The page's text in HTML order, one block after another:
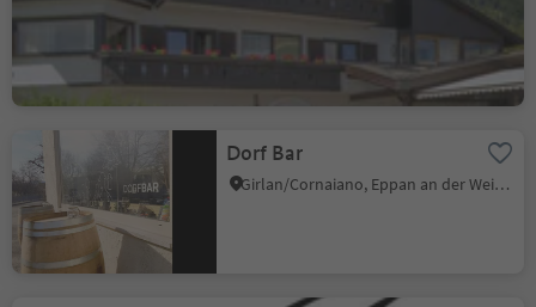
Predonico/Perdonig, Eppan an der Weinstaße/Appiano sulla Strada del Vino, Alto Adige Wine Road
Dorf Bar
Girlan/Cornaiano, Eppan an der Weinstaße/Appiano sulla Strada del Vino, Alto Adige Wine Road